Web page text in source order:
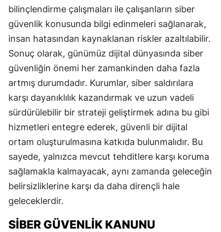
bilinçlendirme çalışmaları ile çalışanların siber
güvenlik konusunda bilgi edinmeleri sağlanarak,
insan hatasından kaynaklanan riskler azaltılabilir.
Sonuç olarak, günümüz dijital dünyasında siber
güvenliğin önemi her zamankinden daha fazla
artmış durumdadır. Kurumlar, siber saldırılara
karşı dayanıklılık kazandırmak ve uzun vadeli
sürdürülebilir bir strateji geliştirmek adına bu gibi
hizmetleri entegre ederek, güvenli bir dijital
ortam oluşturulmasına katkıda bulunmalıdır. Bu
sayede, yalnızca mevcut tehditlere karşı koruma
sağlamakla kalmayacak, aynı zamanda geleceğin
belirsizliklerine karşı da daha dirençli hale
geleceklerdir.
SIBER GÜVENLIK KANUNU